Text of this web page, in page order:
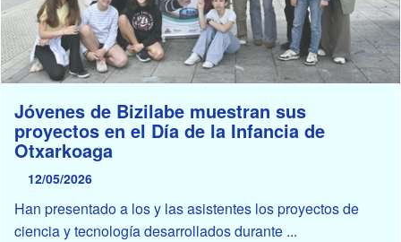
Jóvenes de Bizilabe muestran sus
proyectos en el Día de la Infancia de
Otxarkoaga
12/05/2026
Han presentado a los y las asistentes los proyectos de
ciencia y tecnología desarrollados durante ...